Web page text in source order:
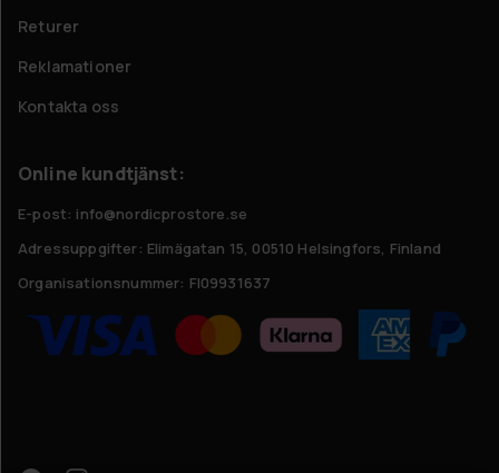
Returer
Reklamationer
Kontakta oss
Online kundtjänst:
E-post: info@nordicprostore.se
Adressuppgifter: Elimägatan 15, 00510 Helsingfors, Finland
Organisationsnummer: FI09931637